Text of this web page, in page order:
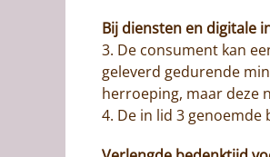
Bij diensten en digitale
3. De consument kan
geleverd gedurende
herroeping, maar deze
4. De in lid 3